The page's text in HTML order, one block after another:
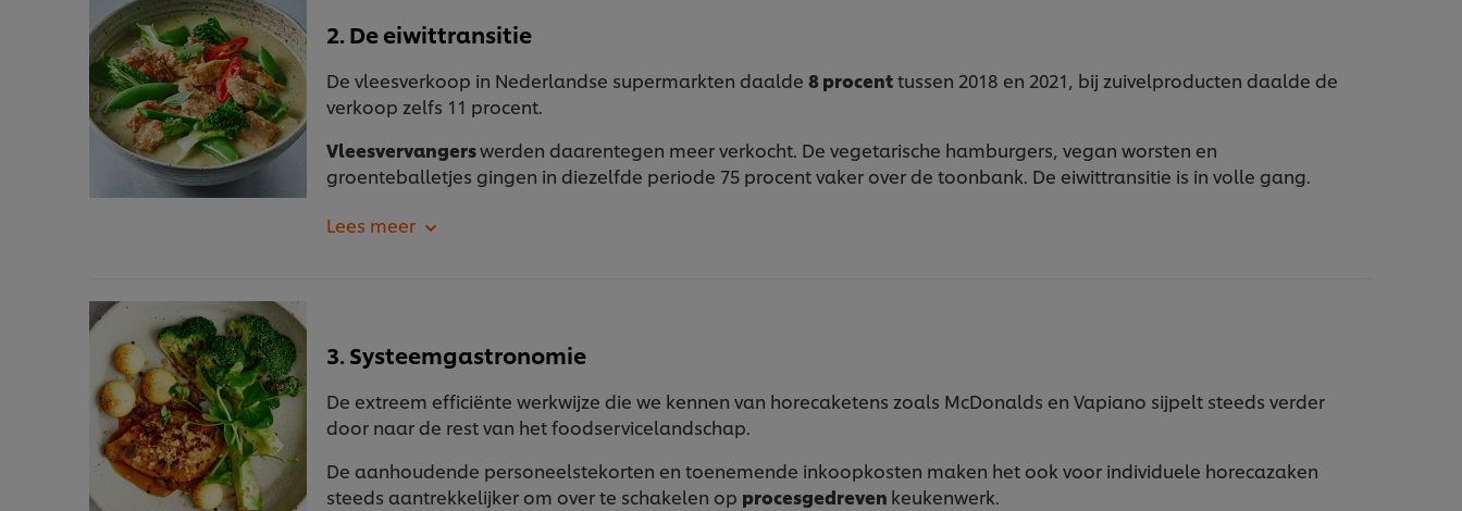
2. De eiwittransitie
De vleesverkoop in Nederlandse supermarkten daalde 8 procenttussen 2018 en 2021, bij zuivelproducten daalde de
verkoop zelfs 11 procent.
Vleesvervangerswerden daarentegen meer verkocht. De vegetarische hamburgers, vegan worsten en
groenteballetjes gingen in diezelfde periode 75 procent vaker over de toonbank. De eiwittransitie is in volle gang.
3. Systeemgastronomie
De extreem efficiënte werkwijze die we kennen van horecaketens zoals McDonalds en Vapiano sijpelt steeds verder
door naar de rest van het foodservicelandschap.
De aanhoudende personeelstekorten en toenemende inkoopkosten maken het ook voor individuele horecazaken
steeds aantrekkelijker om over te schakelen op procesgedreven keukenwerk.